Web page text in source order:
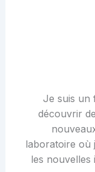
Je suis un
découvrir
laboratoire où
les nouvelles